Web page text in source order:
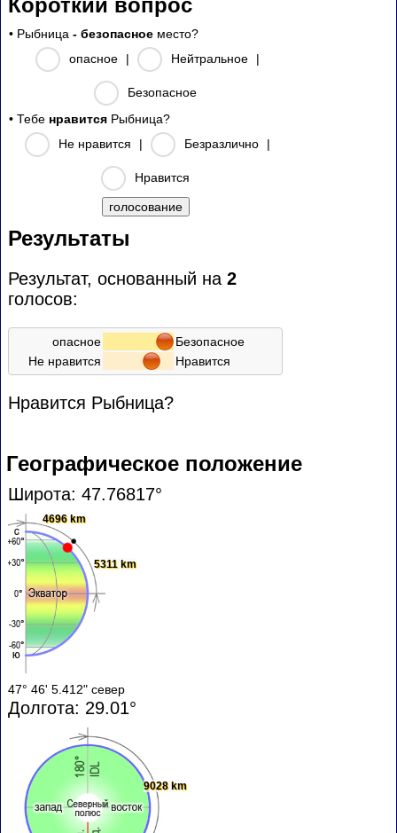
• Рыбница - безопасное место?
опасное
| Нейтральное |
Безопасное
• Тебе нравится Рыбница?
Не нравится
| Безразлично |
Нравится
Результаты
Результат, основанный на 2
голосов:
опасное
Безопасное
Не нравится
Нравится
Нравится Рыбница?
Географическое положение
Широта: 47.76817°
4696 km
5311 km
47° 46' 5.412" север
Долгота: 29.01°
9028 km